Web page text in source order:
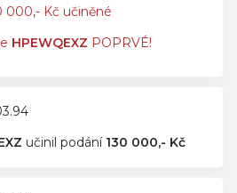
000,- Kč učiněné
HPEWQEXZ POPRVÉ!
učinil podání 130 000,- Kč